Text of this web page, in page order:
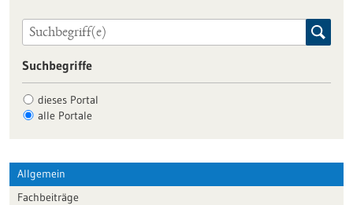
Suchbegriffe
dieses Portal
alle Portale
Allgemein
Fachbeiträge